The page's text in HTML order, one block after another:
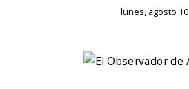
lunes, agosto 10